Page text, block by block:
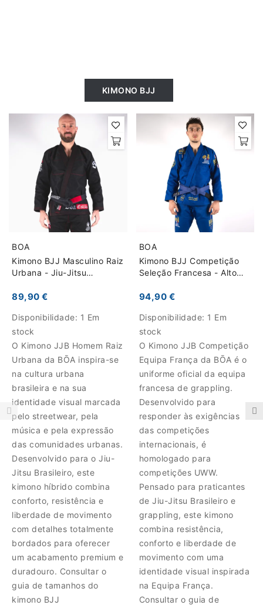
KIMONO BJJ
BOA
Kimono BJJ Masculino Raiz
Urbana - Jiu-Jitsu
89,90 €
Disponibilidade: 1 Em
stock
O Kimono JJB Homem Raiz
Urbana da BŌA inspira-se
na cultura urbana
brasileira e na sua
identidade visual marcada
pelo streetwear, pela
música e pela expressão
das comunidades urbanas.
Desenvolvido para o Jiu-
Jitsu Brasileiro, este
kimono híbrido combina
conforto, resistência e
liberdade de movimento
com detalhes totalmente
bordados para oferecer
um acabamento premium e
duradouro. Consultar o
guia de tamanhos do
kimono BJJ
BOA
Kimono BJJ Competição
Seleção Francesa - Alto
94,90 €
Disponibilidade: 1 Em
stock
O Kimono JJB Competição
Equipa França da BŌA é o
uniforme oficial da equipa
francesa de grappling.
Desenvolvido para
responder às exigências
das competições
internacionais, é
homologado para
competições UWW.
Pensado para praticantes
de Jiu-Jitsu Brasileiro e
grappling, este kimono
combina resistência,
conforto e liberdade de
movimento com uma
identidade visual inspirada
na Equipa França.
Consultar o guia de